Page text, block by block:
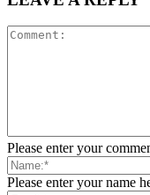
Please enter your
Please enter your name